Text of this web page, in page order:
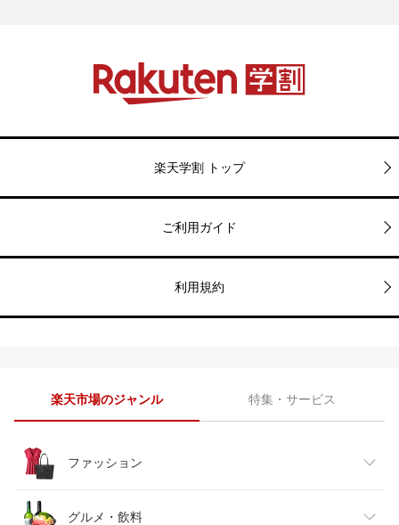
楽天学割 トップ
ご利用ガイド
利用規約
楽天市場のジャンル 特集・サービス
ファッション
レディースファッション
グルメ・飲料